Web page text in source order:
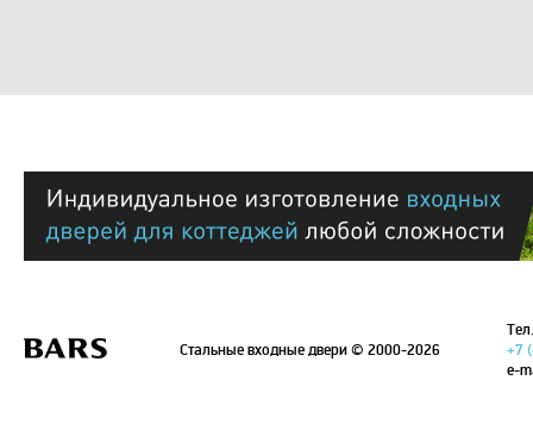
Стальные входные двери© 2000-2026
+7
e-